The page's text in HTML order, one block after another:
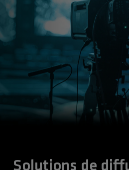
Solutions de